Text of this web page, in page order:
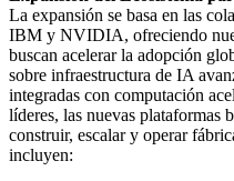
La expansión se basa en las
IBM y NVIDIA, ofreciendo
buscan acelerar la adopción
sobre infraestructura de IA
integradas con computación
líderes, las nuevas plataformas
construir, escalar y operar
incluyen: